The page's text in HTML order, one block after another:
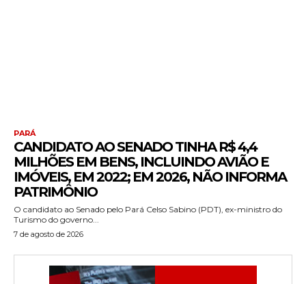
PARÁ
CANDIDATO AO SENADO TINHA R$ 4,4
MILHÕES EM BENS, INCLUINDO AVIÃO E
IMÓVEIS, EM 2022; EM 2026, NÃO INFORMA
PATRIMÔNIO
O candidato ao Senado pelo Pará Celso Sabino (PDT), ex-ministro do
Turismo do governo...
7 de agosto de 2026